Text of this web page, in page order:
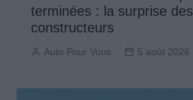
terminées : la surprise des
constructeurs
Auto Pour Vous 5 août 2026